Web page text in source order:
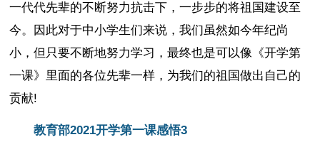
一代代先辈的不断努力抗击下，一步步的将祖国建设至
今。因此对于中小学生们来说，我们虽然如今年纪尚
小，但只要不断地努力学习，最终也是可以像《开学第
一课》里面的各位先辈一样，为我们的祖国做出自己的
贡献!
教育部2021开学第一课感悟3